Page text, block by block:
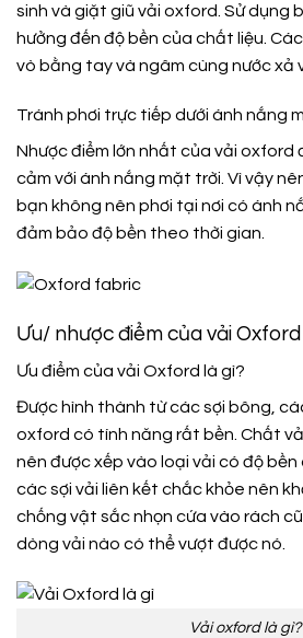
sinh và giặt giũ vải oxford. Sử dụng
hưởng đến độ bền của chất liệu.
vò bằng tay và ngâm cùng nước xả
Tránh phơi trực tiếp dưới ánh nắng
Nhược điểm lớn nhất của vải oxford
cảm với ánh nắng mặt trời. Vì vậy
bạn không nên phơi tại nơi có ánh
đảm bảo độ bền theo thời gian.
Ưu/ nhược điểm của vải
Ưu điểm của vải Oxford là gì?
Được hình thành từ các sợi bông,
oxford có tính năng rất bền. Chất
nên được xếp vào loại vải có độ bền
các sợi vải liên kết chắc khỏe nên
chống vật sắc nhọn cứa vào rách
dòng vải nào có thể vượt được nó.
Vải oxford là gì?